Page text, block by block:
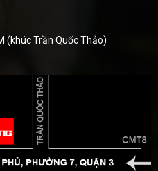
(khúc Trần Quốc Thảo)